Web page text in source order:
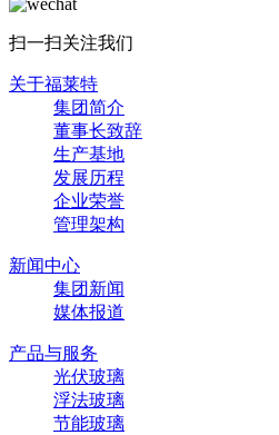
扫一扫关注我们
关于福莱特
集团简介
董事长致辞
生产基地
发展历程
企业荣誉
管理架构
新闻中心
集团新闻
媒体报道
产品与服务
光伏玻璃
浮法玻璃
节能玻璃